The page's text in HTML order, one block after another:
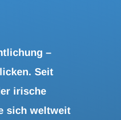
–
Seit
irische
sich weltweit